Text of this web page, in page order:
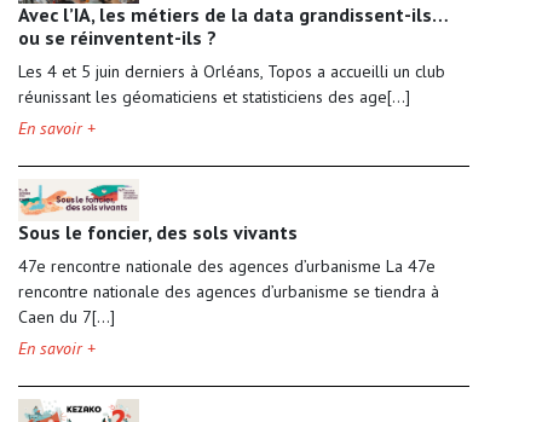
Avec l’IA, les métiers de la data grandissent-ils…
ou se réinventent-ils ?
Les 4 et 5 juin derniers à Orléans, Topos a accueilli un club
réunissant les géomaticiens et statisticiens des age[...]
En savoir +
Sous le foncier, des sols vivants
47e rencontre nationale des agences d’urbanisme La 47e
rencontre nationale des agences d’urbanisme se tiendra à
Caen du 7[...]
En savoir +